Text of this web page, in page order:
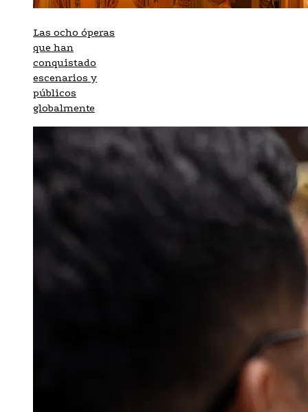
Las ocho óperas
que han
conquistado
escenarios y
públicos
globalmente